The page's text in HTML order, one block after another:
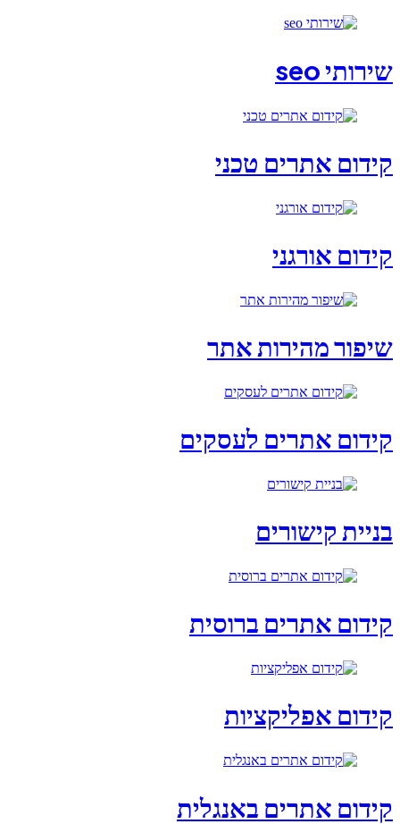
שירותי seo
קידום אתרים טכני
קידום אורגני
שיפור מהירות אתר
קידום אתרים לעסקים
בניית קישורים
קידום אתרים ברוסית
קידום אפליקציות
קידום אתרים באנגלית